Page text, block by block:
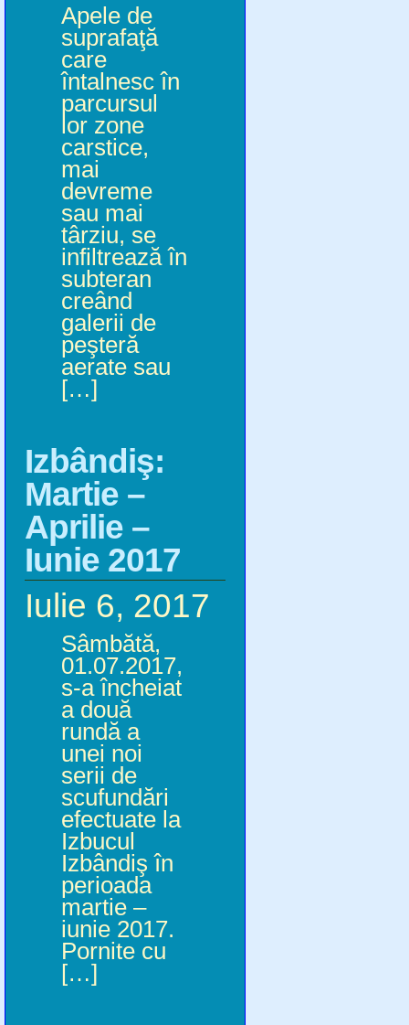
Apele de
suprafaţă
care
întalnesc în
parcursul
lor zone
carstice,
mai
devreme
sau mai
târziu, se
infiltrează în
subteran
creând
galerii de
peşteră
aerate sau
[…]
Izbândiş:
Martie –
Aprilie –
Iunie 2017
Iulie 6, 2017
Sâmbătă,
01.07.2017,
s-a încheiat
a două
rundă a
unei noi
serii de
scufundări
efectuate la
Izbucul
Izbândiş în
perioada
martie –
iunie 2017.
Pornite cu
[…]